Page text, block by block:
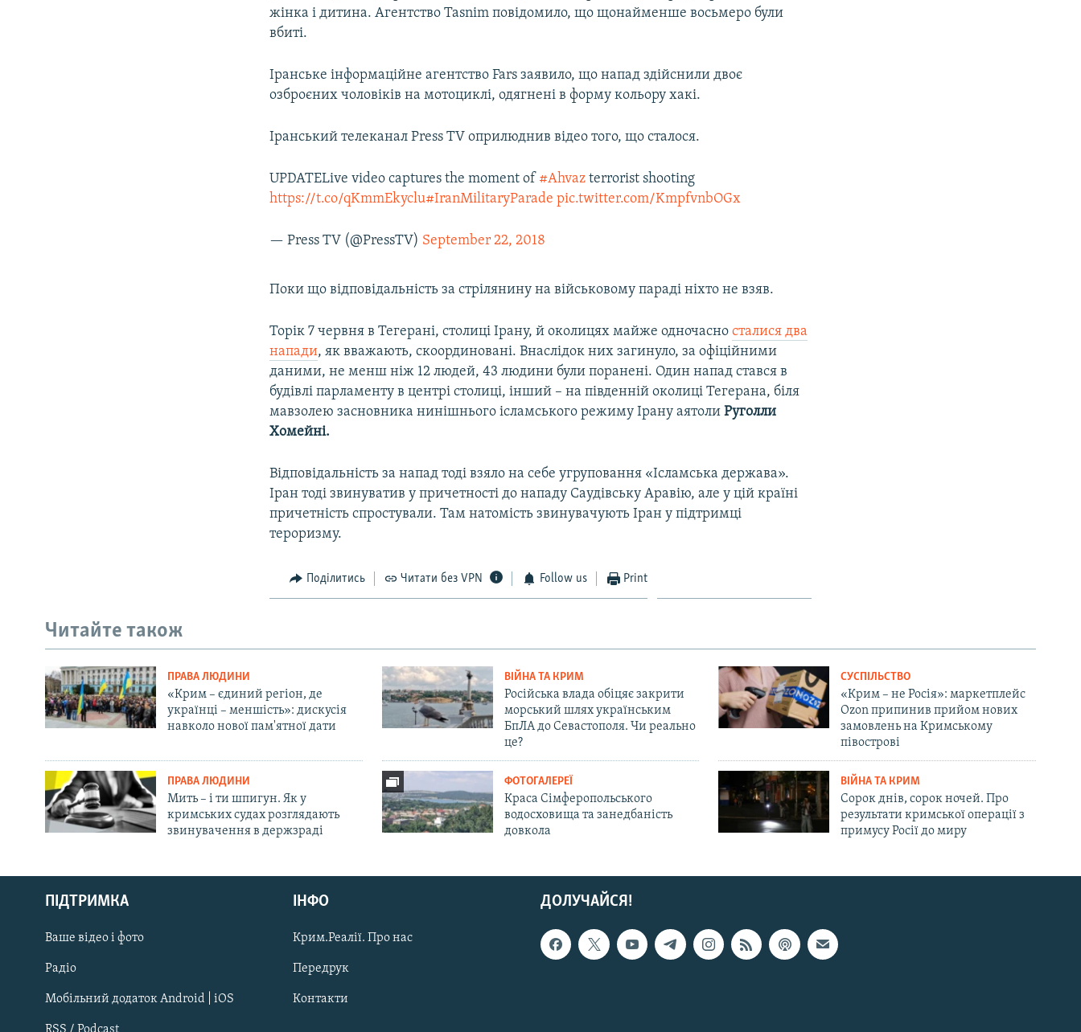
Русский
Qırımtatar
ДОЛУЧАЙСЯ!
жінка і дитина. Агентство Tasnim повідомило, що щонайменше восьмеро були
вбиті.
Іранське інформаційне агентство Fars заявило, що напад здійснили двоє
озброєних чоловіків на мотоциклі, одягнені в форму кольору хакі.
Іранський телеканал Press TV оприлюднив відео того, що сталося.
UPDATELive video captures the moment of #Ahvaz terrorist shooting
https://t.co/qKmmEkyclu#IranMilitaryParade pic.twitter.com/KmpfvnbOGx
— Press TV (@PressTV) September 22, 2018
Поки що відповідальність за стрілянину на військовому параді ніхто не взяв.
Торік 7 червня в Тегерані, столиці Ірану, й околицях майже одночасносталися два
напади, як вважають, скоординовані. Внаслідок них загинуло, за офіційними
даними, не менш ніж 12 людей, 43 людини були поранені. Один напад стався в
будівлі парламенту в центрі столиці, інший – на південній околиці Тегерана, біля
мавзолею засновника нинішнього ісламського режиму Ірану аятолиРуголли
Хомейні.
Відповідальність за напад тоді взяло на себе угруповання «Ісламська держава».
Іран тоді звинуватив у причетності до нападу Саудівську Аравію, але у цій країні
причетність спростували. Там натомість звинувачують Іран у підтримці
тероризму.
Поділитись Читати без VPN Follow us Print
Читайте також
ПРАВА ЛЮДИНИ
«Крим – єдиний регіон, де
українці – меншість»: дискусія
навколо нової пам'ятної дати
ВІЙНА ТА КРИМ
Російська влада обіцяє закрити
морський шлях українським
БпЛА до Севастополя. Чи реально
це?
СУСПІЛЬСТВО
«Крим – не Росія»: маркетплейс
Ozon припинив прийом нових
замовлень на Кримському
півострові
ПРАВА ЛЮДИНИ
Мить – і ти шпигун. Як у
кримських судах розглядають
звинувачення в держзраді
ФОТОГАЛЕРЕЇ
Краса Сімферопольського
водосховища та занедбаність
довкола
ВІЙНА ТА КРИМ
Сорок днів, сорок ночей. Про
результати кримської операції з
примусу Росії до миру
ДОЛУЧАЙСЯ!
ПІДТРИМКА
Ваше відео і фото
Радіо
Мобільний додаток Android | iOS
RSS / Podcast
ІНФО
Крим.Реалії. Про нас
Передрук
Контакти